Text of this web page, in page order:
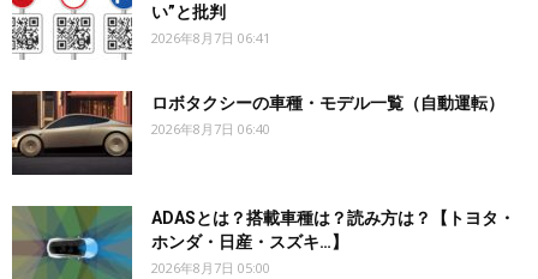
い”と批判
2026年8月7日 06:41
ロボタクシーの車種・モデル一覧（自動運転）
2026年8月7日 06:40
ADASとは？搭載車種は？読み方は？【トヨタ・
ホンダ・日産・スズキ…】
2026年8月7日 05:00